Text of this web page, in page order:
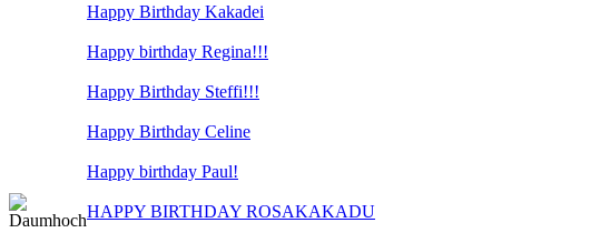
Happy Birthday Kakadei
Happy birthday Regina!!!
Happy Birthday Steffi!!!
Happy Birthday Celine
Happy birthday Paul!
HAPPY BIRTHDAY ROSAKAKADU